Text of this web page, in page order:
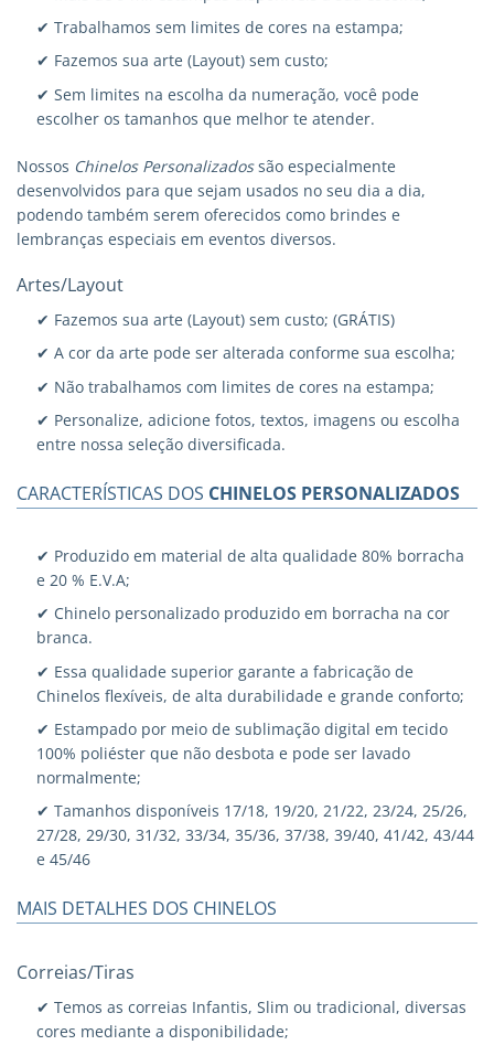
✔ Trabalhamos sem limites de cores na estampa;
✔ Fazemos sua arte (Layout) sem custo;
✔ Sem limites na escolha da numeração, você pode
escolher os tamanhos que melhor te atender.
Nossos Chinelos Personalizadossão especialmente
desenvolvidos para que sejam usados no seu dia a dia,
podendo também serem oferecidos como brindes e
lembranças especiais em eventos diversos.
Artes/Layout
✔ Fazemos sua arte (Layout) sem custo; (GRÁTIS)
✔ A cor da arte pode ser alterada conforme sua escolha;
✔ Não trabalhamos com limites de cores na estampa;
✔ Personalize, adicione fotos, textos, imagens ou escolha
entre nossa seleção diversificada.
CARACTERÍSTICAS DOS CHINELOS PERSONALIZADOS
✔ Produzido em material de alta qualidade 80% borracha
e 20 % E.V.A;
✔ Chinelo personalizado produzido em borracha na cor
branca.
✔ Essa qualidade superior garante a fabricação de
Chinelos flexíveis, de alta durabilidade e grande conforto;
✔ Estampado por meio de sublimação digital em tecido
100% poliéster que não desbota e pode ser lavado
normalmente;
✔ Tamanhos disponíveis 17/18, 19/20, 21/22, 23/24, 25/26,
27/28, 29/30, 31/32, 33/34, 35/36, 37/38, 39/40, 41/42, 43/44
e 45/46
MAIS DETALHES DOS CHINELOS
Correias/Tiras
✔ Temos as correias Infantis, Slim ou tradicional, diversas
cores mediante a disponibilidade;